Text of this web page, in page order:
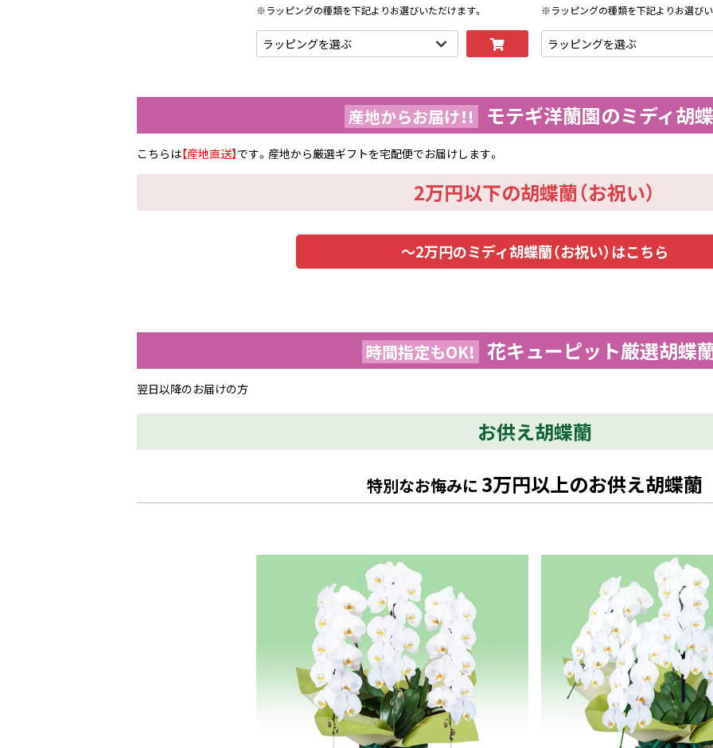
※ラッピングの種類を下記よりお選びいただけます。 ※ラッピングの種類を下記よりお選び
産地からお届け！! モテギ洋蘭園のミディ胡
こちらは【産地直送】です。産地から厳選ギフトを宅配便でお届けします。
2万円以下の胡蝶蘭（お祝い）
～2万円のミディ胡蝶蘭（お祝い）はこちら
時間指定もOK! 花キューピット厳選胡蝶
翌日以降のお届けの方
お供え胡蝶蘭
特別なお悔みに 3万円以上のお供え胡蝶蘭